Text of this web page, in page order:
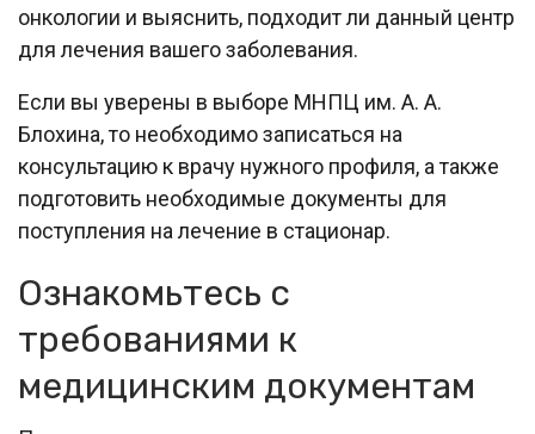
онкологии и выяснить, подходит ли данный центр
для лечения вашего заболевания.
Если вы уверены в выборе МНПЦ им. А. А.
Блохина, то необходимо записаться на
консультацию к врачу нужного профиля, а также
подготовить необходимые документы для
поступления на лечение в стационар.
Ознакомьтесь с
требованиями к
медицинским документам